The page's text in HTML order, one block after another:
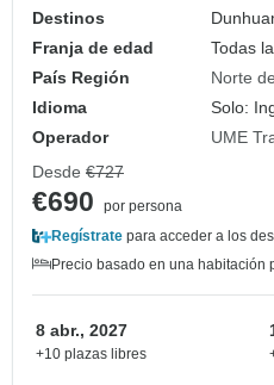
Destinos
Franja de edad
Todas
País Región
Norte
Idioma
Solo:
Operador
UME
Desde €727
€690
por persona
Regístrate para acceder a los
Precio basado en una habitación
8 abr., 2027
+10 plazas libres